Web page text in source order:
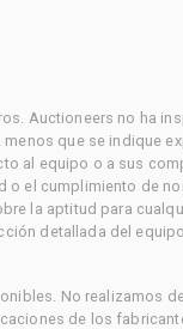
Auctioneers no ha
que se indique
al equipo o a sus
o el cumplimiento de
la aptitud para
detallada del
No realizamos
de los